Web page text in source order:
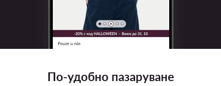
По-удобно пазаруване